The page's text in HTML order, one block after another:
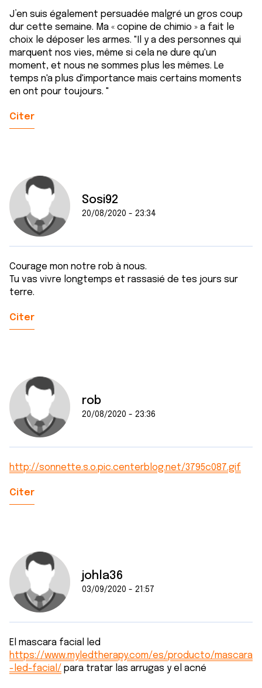
J’en suis également persuadée malgré un gros coup
dur cette semaine. Ma « copine de chimio » a fait le
choix le déposer les armes. "Il y a des personnes qui
marquent nos vies, même si cela ne dure qu'un
moment, et nous ne sommes plus les mêmes. Le
temps n'a plus d'importance mais certains moments
en ont pour toujours. "
Citer
Sosi92
20/08/2020 - 23:34
Courage mon notre rob à nous.
Tu vas vivre longtemps et rassasié de tes jours sur
terre.
Citer
rob
20/08/2020 - 23:36
http://sonnette.s.o.pic.centerblog.net/3795c087.gif
Citer
johla36
03/09/2020 - 21:57
El mascara facial led
https://www.myledtherapy.com/es/producto/mascara
-led-facial/ para tratar las arrugas y el acné